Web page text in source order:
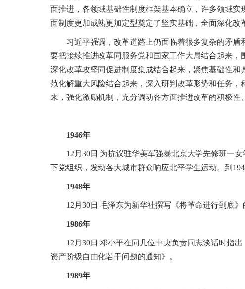
面推进，各领域基础性制度框架基本确立，许多领域
面制度更加成熟更加定型奠定了坚实基础，全面深化改
习近平强调，改革道路上仍面临着很多复杂的矛盾
要把接续推进改革同服务党和国家工作大局结合起来
深化改革攻坚同促进制度集成结合起来，聚焦基础性
范化解重大风险结合起来，深入研判改革形势和任务
来，强化激励机制，充分调动各方面推进改革的积极性
1946年
12月30日 为抗议驻华美军强暴北京大学先修班一女
下党组织，发动各大城市群众响应北平学生运动。到
1948年
12月30日 毛泽东为新华社撰写《将革命进行到底》
1986年
12月30日 邓小平在同几位中央负责同志谈话时指出
资产阶级自由化若干问题的通知》。
1989年